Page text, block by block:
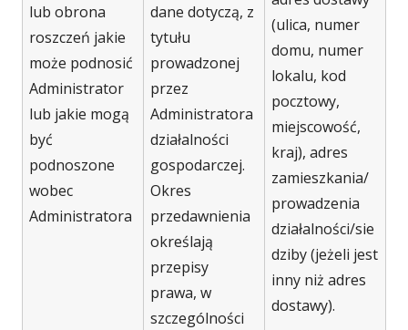
lub obrona
roszczeń jakie
może podnosić
Administrator
lub jakie mogą
być
podnoszone
wobec
Administratora
dane dotyczą, z
tytułu
prowadzonej
przez
Administratora
działalności
gospodarczej.
Okres
przedawnienia
określają
przepisy
prawa, w
szczególności
(ulica, numer
domu, numer
lokalu, kod
pocztowy,
miejscowość,
kraj), adres
zamieszkania/
prowadzenia
działalności/sie
dziby (jeżeli jest
inny niż adres
dostawy).